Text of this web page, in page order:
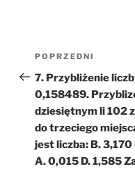
Nawigacja
wpisu
Poprzedni
wpis
POPRZEDNI
7. Przybliżenie
0,158489.
dziesiętnym li 102
do trzeciego
jest liczba: B.
A. 0,015 D. 1,585